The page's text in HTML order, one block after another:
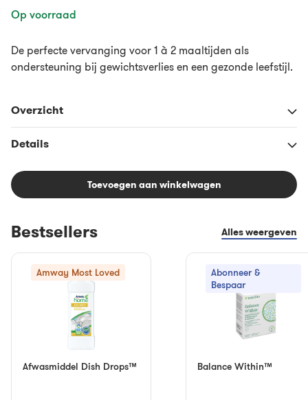
Op voorraad
De perfecte vervanging voor 1 à 2 maaltijden als
ondersteuning bij gewichtsverlies en een gezonde leefstijl.
Overzicht
Details
Toevoegen aan winkelwagen
Bestsellers Alles weergeven
Amway Most Loved
Afwasmiddel Dish Drops™
Abonneer &
Bespaar
Balance Within™